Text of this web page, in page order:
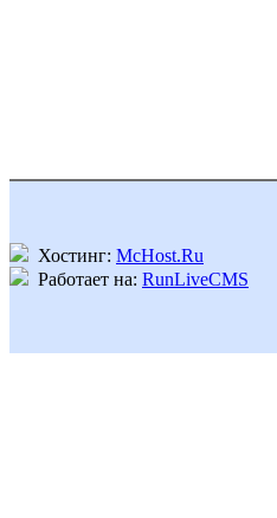
Хостинг: McHost.Ru
Работает на: RunLiveCMS